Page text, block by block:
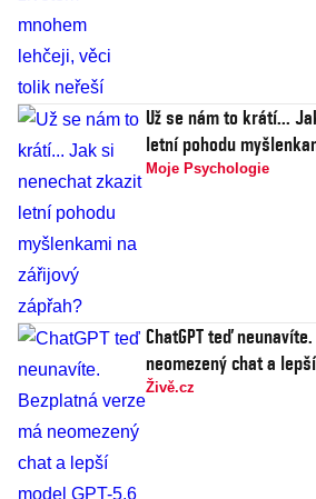
Už se nám to krátí...
letní pohodu
Moje Psychologie
ChatGPT teď
neomezený chat a
Živě.cz